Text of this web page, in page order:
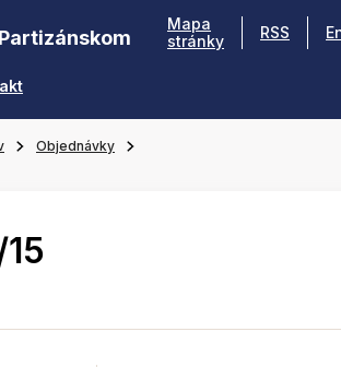
Mapa
stránky
RSS
Objednávky